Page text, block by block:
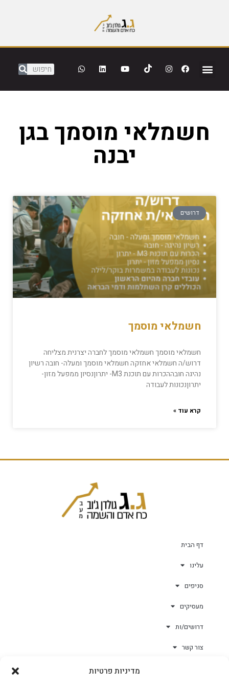
מדיניות פרטיות
חשמלאי מוסמך בגן
יבנה
דרושים
חשמלאי מוסמך
חשמלאי מוסמך חשמלאי מוסמך לחברה יצרנית מצליחה
דרוש/ה חשמלאי אחזקה חשמלאי מוסמך ומעלה- חובה רשיון
נהיגה חובההכרות עם תוכנת M3- יתרוןנסיון ממפעל מזון-
יתרוןנכונות לעבודה
קרא עוד »
דף הבית
עלינו
סניפים
מעסיקים
דרושים/ות
צור קשר